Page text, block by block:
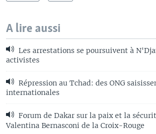
A lire aussi
Les arrestations se poursuivent à
activistes
Répression au Tchad: des ONG
internationales
Forum de Dakar sur la paix et la
Valentina Bernasconi de la Croix-Rouge